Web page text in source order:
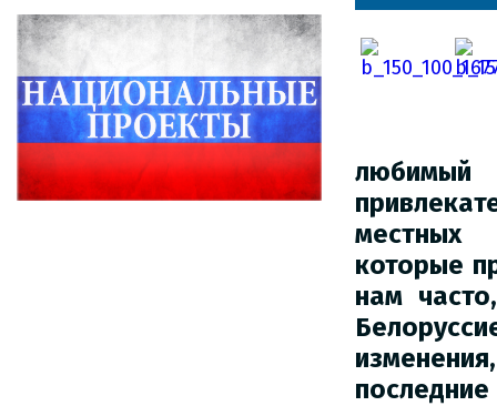
любимый
которые
нам
последние